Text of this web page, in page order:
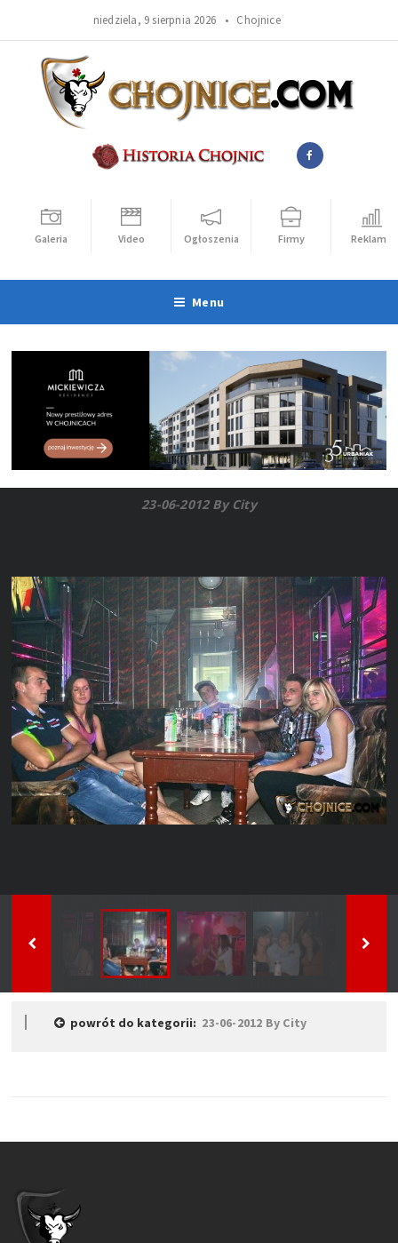
niedziela, 9 sierpnia 2026 • Chojnice
Galeria Video Ogłoszenia Firmy Reklama
Menu
23-06-2012 By City
powrót do kategorii: 23-06-2012 By City